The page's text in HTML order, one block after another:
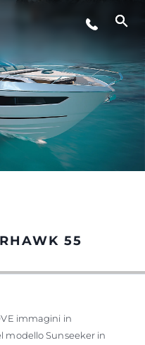
55
immagini in
modello Sunseeker in